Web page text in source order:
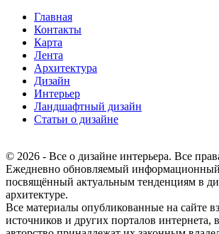
Главная
Контакты
Карта
Лента
Архитектура
Дизайн
Интерьер
Ландшафтный дизайн
Статьи о дизайне
© 2026 - Все о дизайне интерьера. Все
Ежедневно обновляемый информационный
посвящённый актуальным тенденциям в
архитектуре.
Все материалы опубликованные на сайте
источников и других порталов интернета,